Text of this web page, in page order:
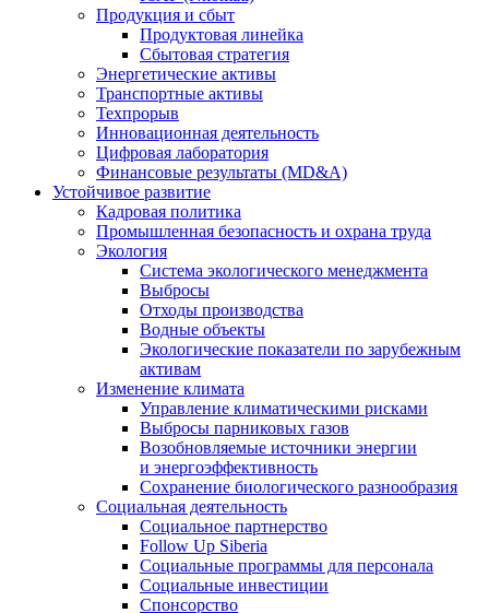
Продукция и сбыт
Продуктовая линейка
Сбытовая стратегия
Энергетические активы
Транспортные активы
Техпрорыв
Инновационная деятельность
Цифровая лаборатория
Финансовые результаты (MD&A)
Устойчивое развитие
Кадровая политика
Промышленная безопасность и охрана труда
Экология
Система экологического менеджмента
Выбросы
Отходы производства
Водные объекты
Экологические показатели по зарубежным
активам
Изменение климата
Управление климатическими рисками
Выбросы парниковых газов
Возобновляемые источники энергии
и энергоэффективность
Сохранение биологического разнообразия
Социальная деятельность
Социальное партнерство
Follow Up Siberia
Социальные программы для персонала
Социальные инвестиции
Спонсорство